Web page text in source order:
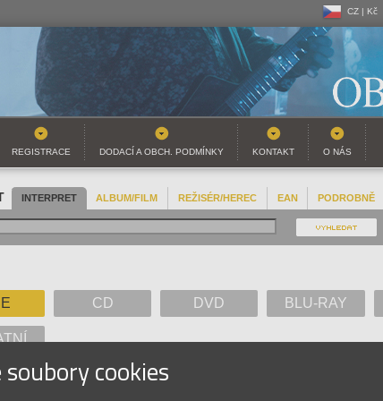
CZ | Kč
CZ | Kč
SK | EUR
REGISTRACE DODACÍ A OBCH. PODMÍNKY KONTAKT O NÁS
INTERPRET ALBUM/FILM REŽISÉR/HEREC EAN PODROBNĚ
CD DVD BLU-RAY
G
soubory cookies